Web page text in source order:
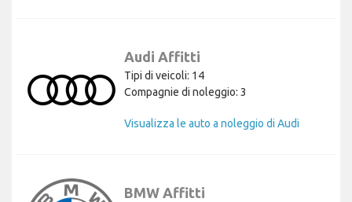
Audi Affitti
Tipi di veicoli: 14
Compagnie di noleggio: 3
Visualizza le auto a noleggio di Audi
BMW Affitti